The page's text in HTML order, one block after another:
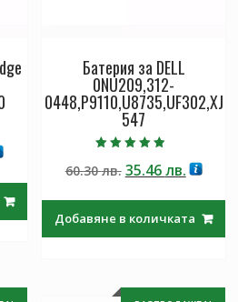
лв..
Батерия за DELL
0NU209,312-
0448,P9110,U8735,UF302,XJ
547
4.50
от 5
60.30лв. Original
60.30 лв..
35.46лв.
35.46
Добавяне в количката